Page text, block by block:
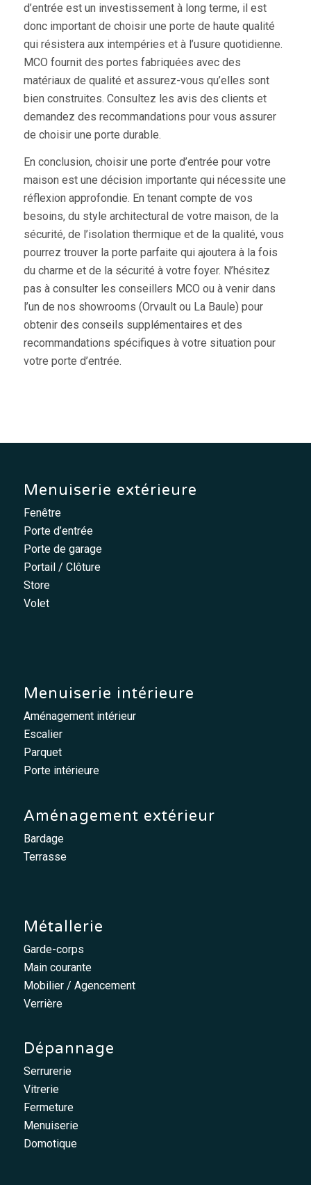
d’entrée est un investissement à long terme, il est
donc important de choisir une porte de haute qualité
qui résistera aux intempéries et à l’usure quotidienne.
MCO fournit des portes fabriquées avec des
matériaux de qualité et assurez-vous qu’elles sont
bien construites. Consultez les avis des clients et
demandez des recommandations pour vous assurer
de choisir une porte durable.
En conclusion, choisir une porte d’entrée pour votre
maison est une décision importante qui nécessite une
réflexion approfondie. En tenant compte de vos
besoins, du style architectural de votre maison, de la
sécurité, de l’isolation thermique et de la qualité, vous
pourrez trouver la porte parfaite qui ajoutera à la fois
du charme et de la sécurité à votre foyer. N’hésitez
pas à consulter les conseillers MCO ou à venir dans
l’un de nos showrooms (Orvault ou La Baule) pour
obtenir des conseils supplémentaires et des
recommandations spécifiques à votre situation pour
votre porte d’entrée.
Menuiserie extérieure
Fenêtre
Porte d’entrée
Porte de garage
Portail / Clôture
Store
Volet
Menuiserie intérieure
Aménagement intérieur
Escalier
Parquet
Porte intérieure
Aménagement extérieur
Bardage
Terrasse
Métallerie
Garde-corps
Main courante
Mobilier / Agencement
Verrière
Dépannage
Serrurerie
Vitrerie
Fermeture
Menuiserie
Domotique